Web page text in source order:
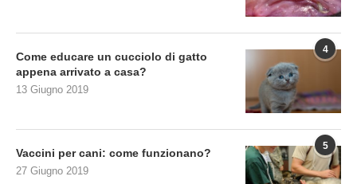
4
Come educare un cucciolo di gatto
appena arrivato a casa?
13 Giugno 2019
5
Vaccini per cani: come funzionano?
27 Giugno 2019